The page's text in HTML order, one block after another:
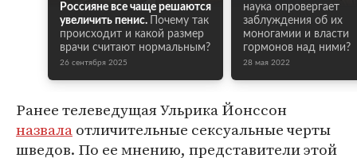
Россияне все чаще решаются
увеличить пенис.
Почему так
происходит и какой размер
врачи считают нормальным?
26 сентября 2025
наука опровергает
заблуждения об их
моногамии и власти
гормонов над ними?
28 мая 2022
Ранее телеведущая Ульрика Йонссон
назвалаотличительные сексуальные черты
шведов. По ее мнению, представители этой